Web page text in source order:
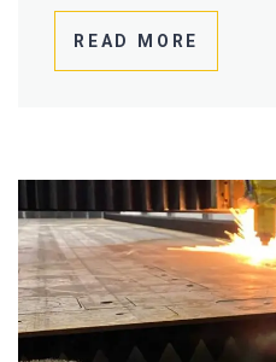
READ MORE